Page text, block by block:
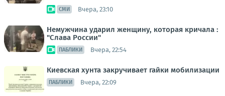
СМИ Вчера, 23:10
Немужчина ударил женщину, которая кричала :
"Слава России"
ПАБЛИКИ Вчера, 22:54
Киевская хунта закручивает гайки мобилизации
ПАБЛИКИ Вчера, 22:09